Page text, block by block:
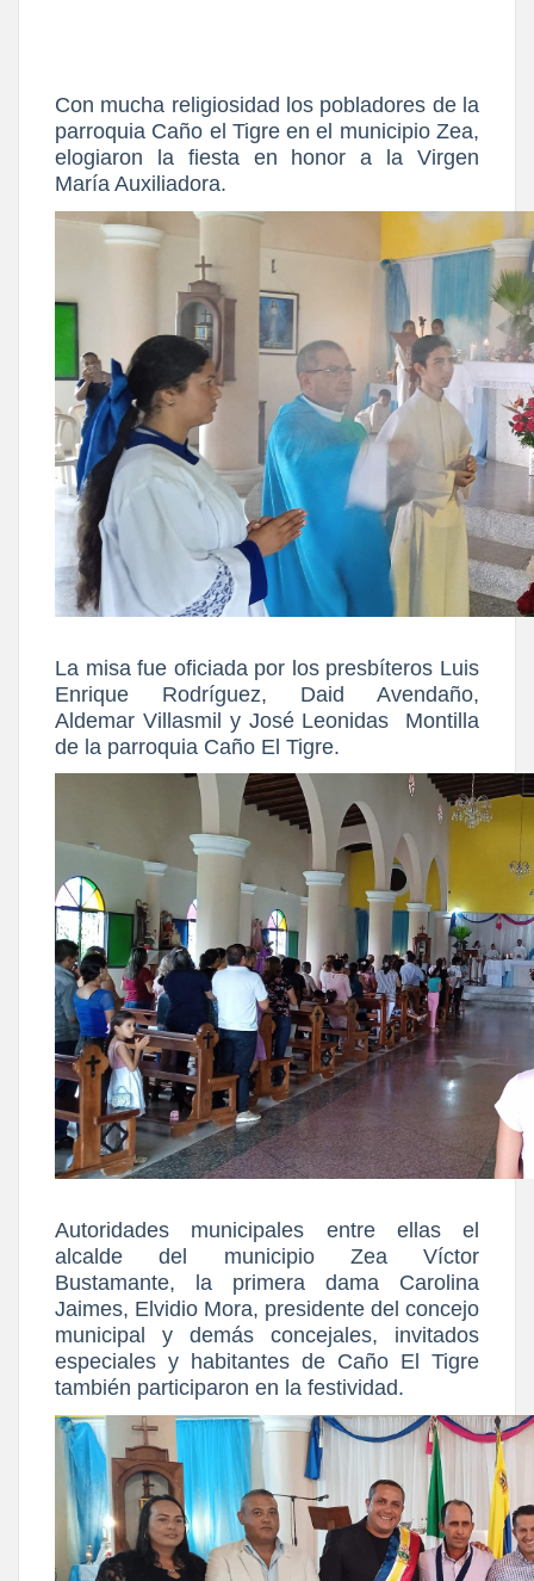
Con mucha religiosidad los pobladores de la
parroquia Caño el Tigre en el municipio Zea,
elogiaron la fiesta en honor a la Virgen
María Auxiliadora.
La misa fue oficiada por los presbíteros Luis
Enrique Rodríguez, Daid Avendaño,
Aldemar Villasmil y José Leonidas Montilla
de la parroquia Caño El Tigre.
Autoridades municipales entre ellas el
alcalde del municipio Zea Víctor
Bustamante, la primera dama Carolina
Jaimes, Elvidio Mora, presidente del concejo
municipal y demás concejales, invitados
especiales y habitantes de Caño El Tigre
también participaron en la festividad.